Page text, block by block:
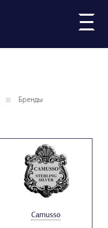
Бренды
Camusso